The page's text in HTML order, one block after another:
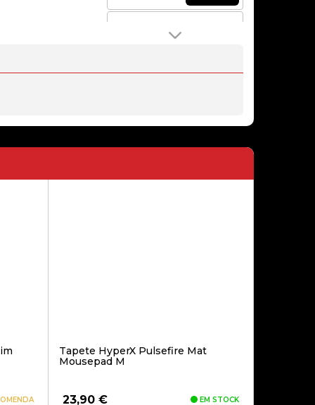
(COMP. C11/F7C)
COMPATIVEL (RM)
DISPLAY IPHONE 4S PRETO
COMPATIVEL
Tapete HyperX Pulsefire Mat
Mousepad M
23,90 € EM STOCK